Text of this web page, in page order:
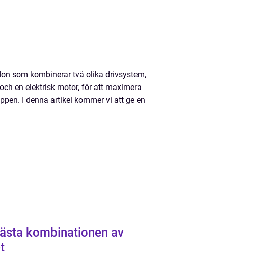
som kombinerar två olika drivsystem,
en elektrisk motor, för att maximera
I denna artikel kommer vi att ge en
kombinationen av